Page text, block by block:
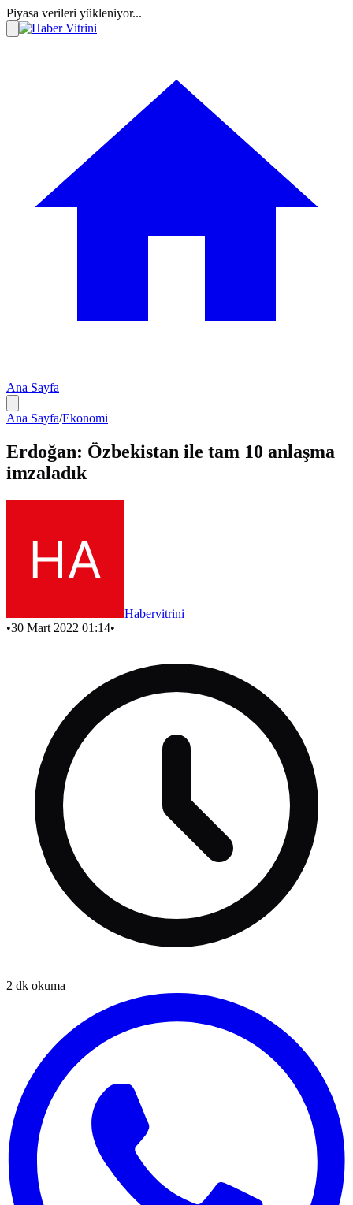
Piyasa verileri yükleniyor...
Ana Sayfa
Ana Sayfa/Ekonomi
Erdoğan: Özbekistan ile tam 10 anlaşma
imzaladık
Habervitrini
•30 Mart 2022 01:14•
2 dk okuma